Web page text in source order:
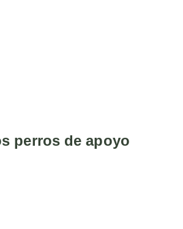
perros de apoyo